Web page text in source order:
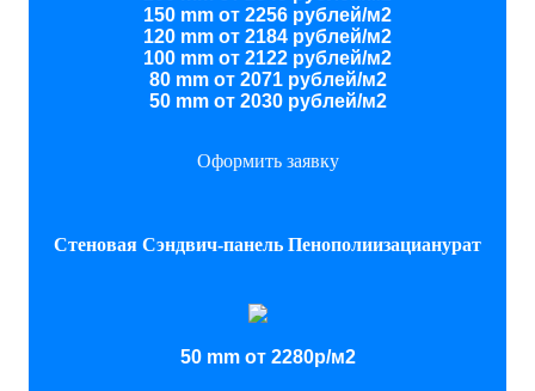
150 mm от 2256 рублей/м2
120 mm от 2184 рублей/м2
100 mm от 2122 рублей/м2
80 mm от 2071 рублей/м2
50 mm от 2030 рублей/м2
Оформить заявку
Стеновая Сэндвич-панель Пенополиизацианурат
50 mm от 2280р/м2